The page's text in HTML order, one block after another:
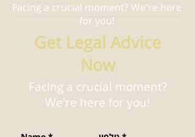
Facing a crucial moment? We're here
for you!
Get Legal Advice
Now
Facing a crucial moment?
We're here for you!